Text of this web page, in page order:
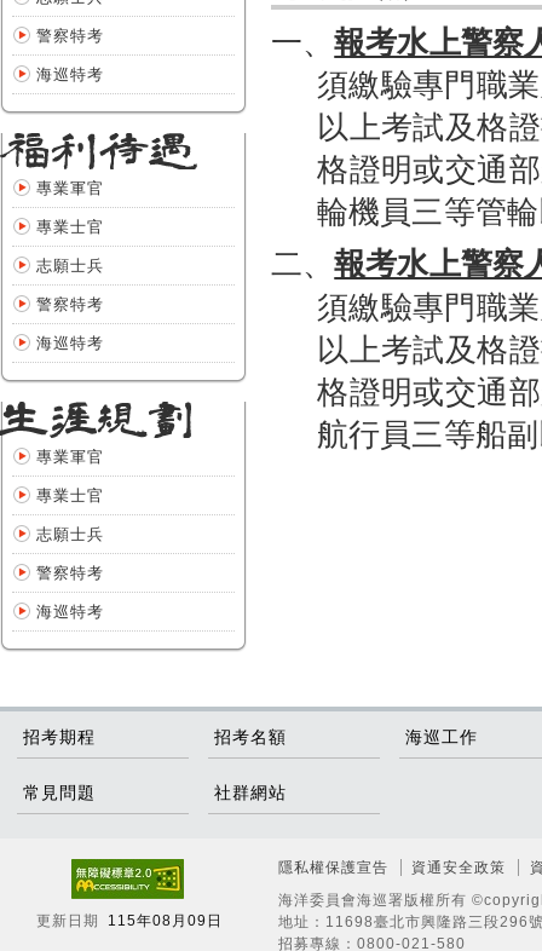
警察特考
海巡特考
專業軍官
專業士官
志願士兵
警察特考
海巡特考
專業軍官
專業士官
志願士兵
警察特考
海巡特考
一、報考水上警察
須繳驗專門職
以上考試及格
格證明或交通
輪機員三等管
二、報考水上警察
須繳驗專門職
以上考試及格
格證明或交通
航行員三等船
招考期程 招考名額 海巡工作
常見問題 社群網站
更新日期 115年08月09日
隱私權保護宣告 資通安全政策
海洋委員會海巡署版權所有
地址：11698臺北市興隆路三段
招募專線：0800-021-580